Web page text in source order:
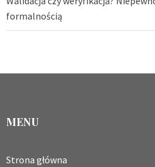
formalnością
MENU
Strona główna